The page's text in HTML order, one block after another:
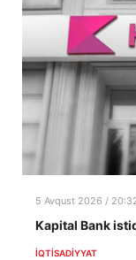
5 Avqust 2026 /
Kapital Bank
İQTISADIYYAT